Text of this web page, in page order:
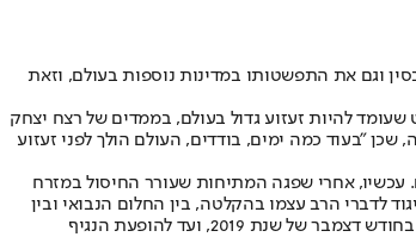
וגם את התפשטותו במדינות נוספות בעולם, וזאת
להיות זעזוע גדול בעולם, בממדים של רצח יצחק
שכן "בעוד כמה ימים, בודדים, העולם הולך לפני זעזוע
עכשיו, אחרי שפגה המתיחות שעורר החיסול במזרח
לדברי הרב עצמו בהקלטה, בין החלום הנבואי ובין
התגשמותו היו אמורים להפריד רק "כמה ימים, בודדים". בפועל עברו למעלה מחודשיים מאז החלום שנחלם "מספר שבועות" לפני פרסום ההקלטה, כלומר, לכל המאוחר בחודש דצמבר של שנת 2019, ועד להופעת הנגיף